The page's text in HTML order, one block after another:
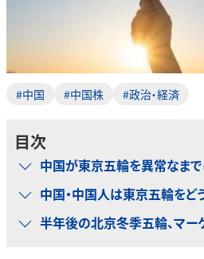
#中国 #中国株 #政治・経済
目次
中国が東京五輪を異常なま
中国・中国人は東京五輪をど
半年後の北京冬季五輪、マー